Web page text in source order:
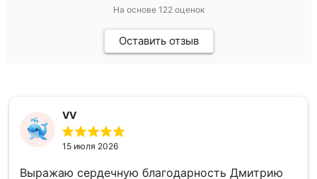
На основе 122 оценок
Оставить отзыв
VV
15 июля 2026
Выражаю сердечную благодарность Дмитрию